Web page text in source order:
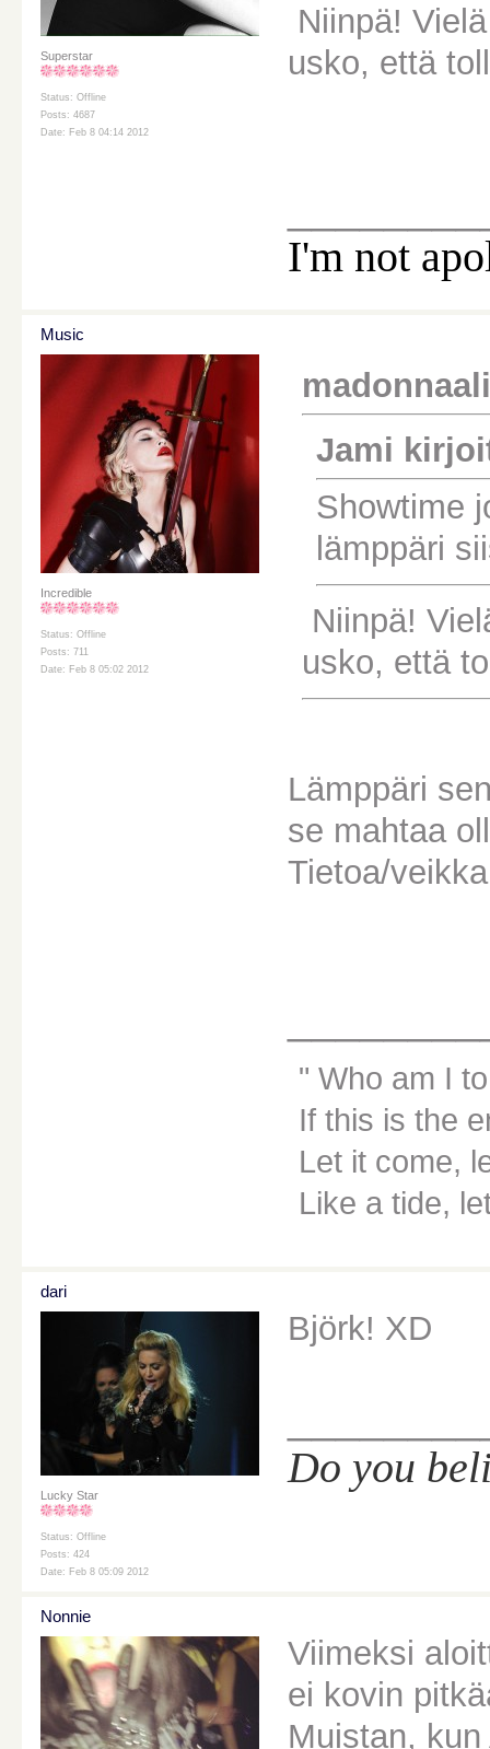
Superstar
Status: Offline
Posts: 4687
Date: Feb 8 04:14 2012
Niinpä!
usko, että
I'm not
Music
Incredible
Status: Offline
Posts: 711
Date: Feb 8 05:02 2012
Jami
Showtime
lämppäri
Niinpä!
usko, että
Lämppäri
se mahtaa
Tietoa/
Who am I
If this is the
Let it come,
Like a tide,
dari
Lucky Star
Status: Offline
Posts: 424
Date: Feb 8 05:09 2012
Björk! XD
Do you
Nonnie
Viimeksi
ei kovin
Muistan,